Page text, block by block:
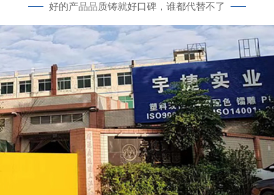
好的产品品质铸就好口碑，谁都代替不了